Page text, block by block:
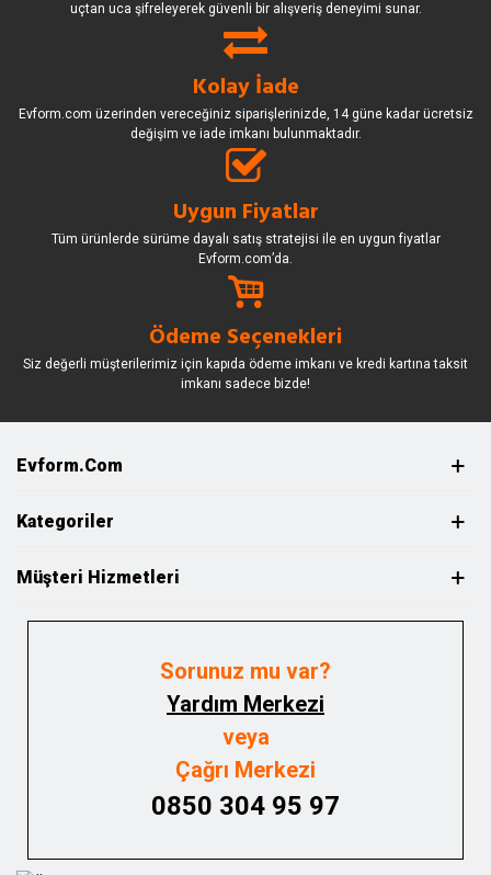
uçtan uca şifreleyerek güvenli bir alışveriş deneyimi sunar.
Kolay İade
Evform.com üzerinden vereceğiniz siparişlerinizde, 14 güne kadar ücretsiz
değişim ve iade imkanı bulunmaktadır.
Uygun Fiyatlar
Tüm ürünlerde sürüme dayalı satış stratejisi ile en uygun fiyatlar
Evform.com’da.
Ödeme Seçenekleri
Siz değerli müşterilerimiz için kapıda ödeme imkanı ve kredi kartına taksit
imkanı sadece bizde!
Evform.com
Kategoriler
Müşteri Hizmetleri
Sorunuz mu var?
Yardım Merkezi
veya
Çağrı Merkezi
0850 304 95 97